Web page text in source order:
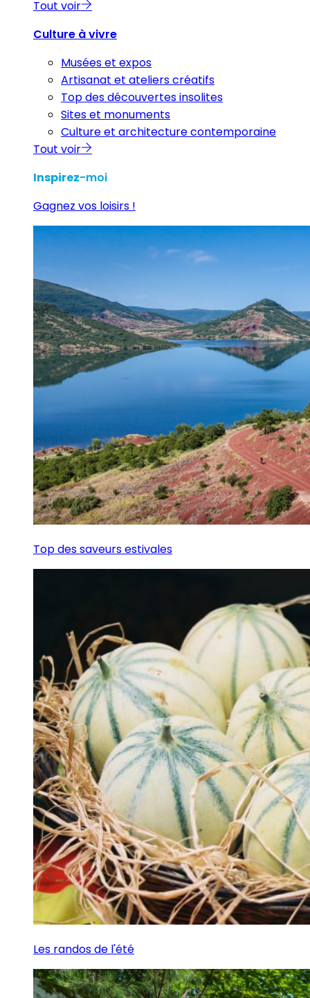
Tout voir
Culture à vivre
Musées et expos
Artisanat et ateliers créatifs
Top des découvertes insolites
Sites et monuments
Culture et architecture contemporaine
Tout voir
Inspirez-moi
Gagnez vos loisirs !
Top des saveurs estivales
Les randos de l'été